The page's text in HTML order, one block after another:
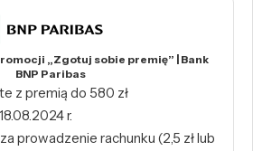
„Zgotuj sobie premię” | Bank
BNP Paribas
z premią do 580 zł
r.
prowadzenie rachunku (2,5 zł lub